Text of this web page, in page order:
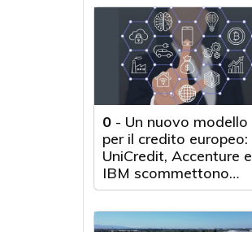
0 - Un nuovo modello
per il credito europeo:
UniCredit, Accenture e
IBM scommettono
sull'innovazione
tecnologica